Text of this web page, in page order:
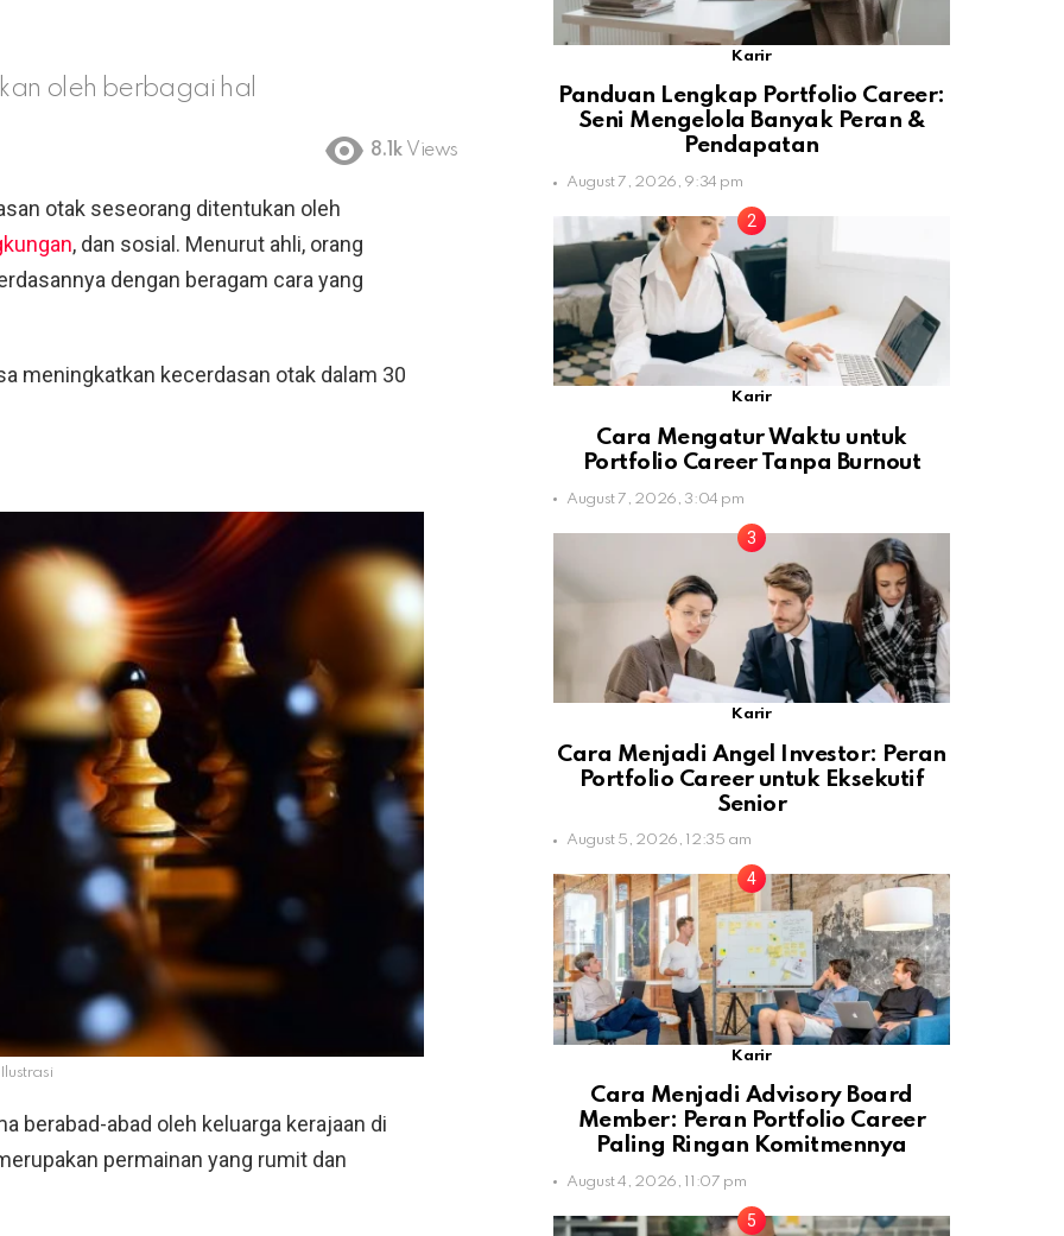
oleh berbagai hal
8.1k Views
otak seseorang ditentukan oleh
, dan sosial. Menurut ahli, orang
dengan beragam cara yang
meningkatkan kecerdasan otak dalam 30
Ilustrasi
berabad-abad oleh keluarga kerajaan di
permainan yang rumit dan
Karir
Panduan Lengkap Portfolio Career:
Seni Mengelola Banyak Peran &
Pendapatan
August 7, 2026, 9:34 pm
Karir
Cara Mengatur Waktu untuk
Portfolio Career Tanpa Burnout
August 7, 2026, 3:04 pm
Karir
Cara Menjadi Angel Investor: Peran
Portfolio Career untuk Eksekutif
Senior
August 5, 2026, 12:35 am
Karir
Cara Menjadi Advisory Board
Member: Peran Portfolio Career
Paling Ringan Komitmennya
August 4, 2026, 11:07 pm